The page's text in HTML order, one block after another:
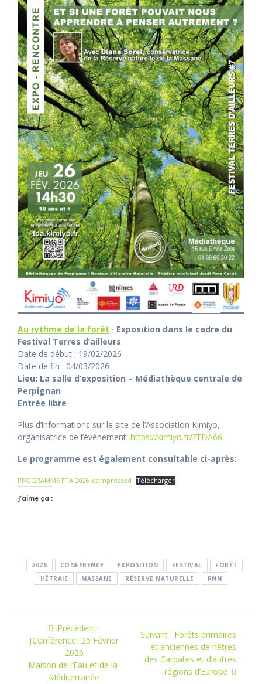
Au rythme de la forêt · Exposition dans le cadre du
Festival Terres d’ailleurs
Date de début : 19/02/2026
Date de fin : 04/03/2026
Lieu: La salle d’exposition – Médiathèque centrale de
Perpignan
Entrée libre
Plus d’informations sur le site de l’Association Kimiyo,
organisatrice de l’événement: https://kimiyo.fr/?TDA66.
Le programme est également consultable ci-après:
PROGRAMME FTA 2026_compressed
Télécharger
J’aime ça :
2026 CONFÉRENCE EXPOSITION FESTIVAL
FORÊT
HÊTRAIE
MASSANE RÉSERVE NATURELLE RNN
Navigation
l’article
Précédent :Article
précédent
[Conférence] 25 Février
2026
Maison de l’Eau et de la
Méditerranée
Suivant : Article
suivant
:
Forêts primaires
et anciennes de hêtres
des Carpates et d’autres
régions d’Europe